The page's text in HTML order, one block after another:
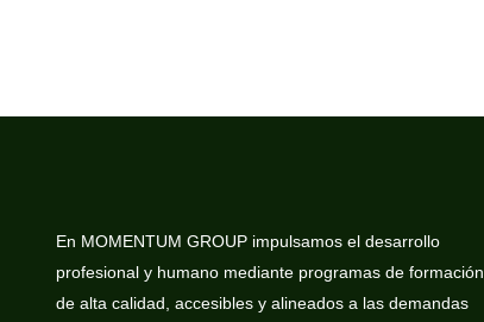
En MOMENTUM GROUP impulsamos el desarrollo
profesional y humano mediante programas de formación
de alta calidad, accesibles y alineados a las demandas